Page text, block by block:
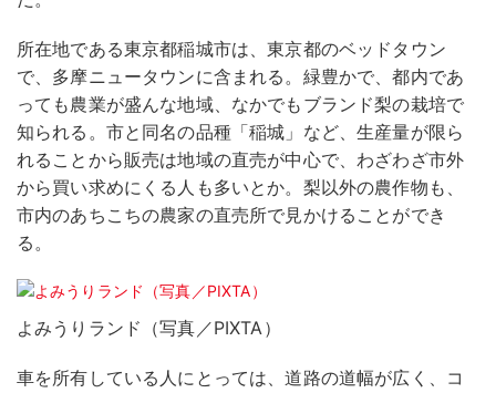
所在地である東京都稲城市は、東京都のベッドタウン
で、多摩ニュータウンに含まれる。緑豊かで、都内であ
っても農業が盛んな地域、なかでもブランド梨の栽培で
知られる。市と同名の品種「稲城」など、生産量が限ら
れることから販売は地域の直売が中心で、わざわざ市外
から買い求めにくる人も多いとか。梨以外の農作物も、
市内のあちこちの農家の直売所で見かけることができ
る。
よみうりランド（写真／PIXTA）
車を所有している人にとっては、道路の道幅が広く、コ